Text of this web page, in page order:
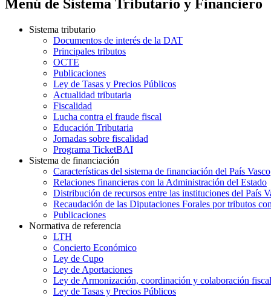
Menú de Sistema Tributario y Financiero
Sistema tributario
Documentos de interés de la DAT
Principales tributos
OCTE
Publicaciones
Ley de Tasas y Precios Públicos
Actualidad tributaria
Fiscalidad
Lucha contra el fraude fiscal
Educación Tributaria
Jornadas sobre fiscalidad
Programa TicketBAI
Sistema de financiación
Características del sistema de financiación del País Vasco
Relaciones financieras con la Administración del Estado
Distribución de recursos entre las instituciones del País
Recaudación de las Diputaciones Forales por tributos
Publicaciones
Normativa de referencia
LTH
Concierto Económico
Ley de Cupo
Ley de Aportaciones
Ley de Armonización, coordinación y colaboración fiscal
Ley de Tasas y Precios Públicos